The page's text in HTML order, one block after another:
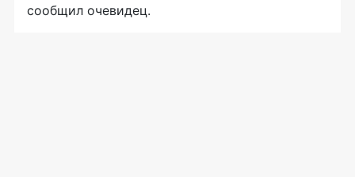
сообщил очевидец.